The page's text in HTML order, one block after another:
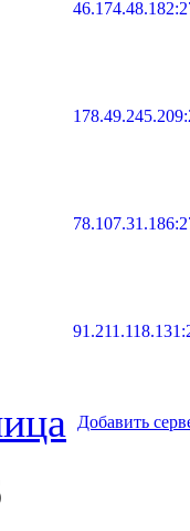
Добавить